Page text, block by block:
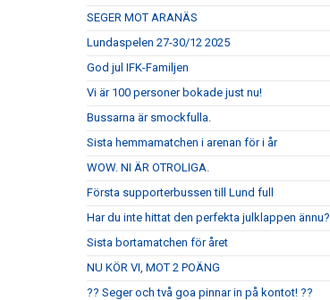
SEGER MOT ARANÄS
Lundaspelen 27-30/12 2025
God jul IFK-Familjen
Vi är 100 personer bokade just nu!
Bussarna är smockfulla.
Sista hemmamatchen i arenan för i år
WOW. NI ÄR OTROLIGA.
Första supporterbussen till Lund full
Har du inte hittat den perfekta julklappen ännu?
Sista bortamatchen för året
NU KÖR VI, MOT 2 POÄNG
?? Seger och två goa pinnar in på kontot! ??